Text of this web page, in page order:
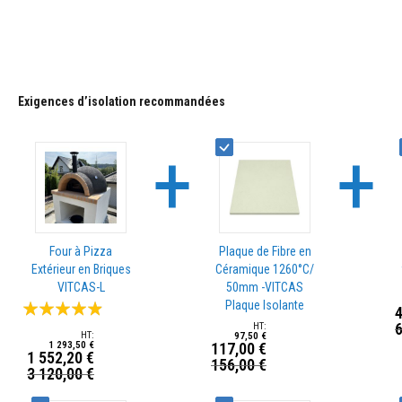
Réfractaires
réfractaires
résistants
Bétons
réfractaires
Exigences d’isolation recommandées
Four à Pizza
Extérieur en Briques
VITCAS-L
Évaluation:
Prix
1 552,20 €
1 293,50 €
3 120,00 €
+
Plaque de Fibre en
Céramique 1260°C/
50mm -VITCAS
Plaque Isolante
Prix
117,00 €
97,50 €
156,00 €
+